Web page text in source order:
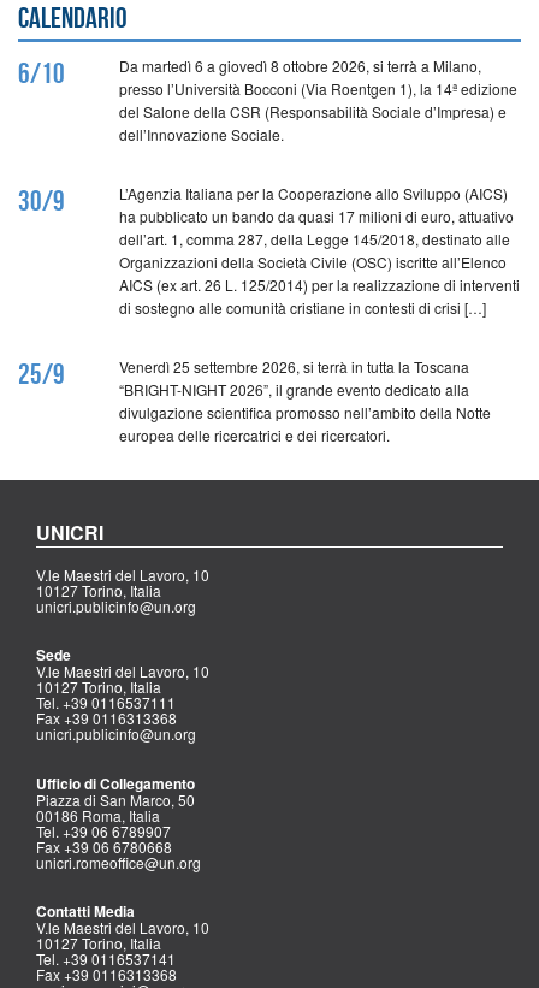
Calendario
6/10
Da martedì 6 a giovedì 8 ottobre 2026, si terrà a Milano,
presso l’Università Bocconi (Via Roentgen 1), la 14ª edizione
del Salone della CSR (Responsabilità Sociale d’Impresa) e
dell’Innovazione Sociale.
30/9
L’Agenzia Italiana per la Cooperazione allo Sviluppo (AICS)
ha pubblicato un bando da quasi 17 milioni di euro, attuativo
dell’art. 1, comma 287, della Legge 145/2018, destinato alle
Organizzazioni della Società Civile (OSC) iscritte all’Elenco
AICS (ex art. 26 L. 125/2014) per la realizzazione di interventi
di sostegno alle comunità cristiane in contesti di crisi […]
25/9
Venerdì 25 settembre 2026, si terrà in tutta la Toscana
“BRIGHT-NIGHT 2026”, il grande evento dedicato alla
divulgazione scientifica promosso nell’ambito della Notte
europea delle ricercatrici e dei ricercatori.
UNICRI
V.le Maestri del Lavoro, 10
10127 Torino, Italia
unicri.publicinfo@un.org
Sede
V.le Maestri del Lavoro, 10
10127 Torino, Italia
Tel. +39 0116537111
Fax +39 0116313368
unicri.publicinfo@un.org
Ufficio di Collegamento
Piazza di San Marco, 50
00186 Roma, Italia
Tel. +39 06 6789907
Fax +39 06 6780668
unicri.romeoffice@un.org
Contatti Media
V.le Maestri del Lavoro, 10
10127 Torino, Italia
Tel. +39 0116537141
Fax +39 0116313368